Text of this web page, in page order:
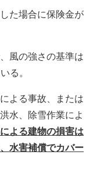
た場合に保険金が
風の強さの基準は
る。
よる事故、または
水、除雪作業によ
よる建物の損害は
水害補償でカバー